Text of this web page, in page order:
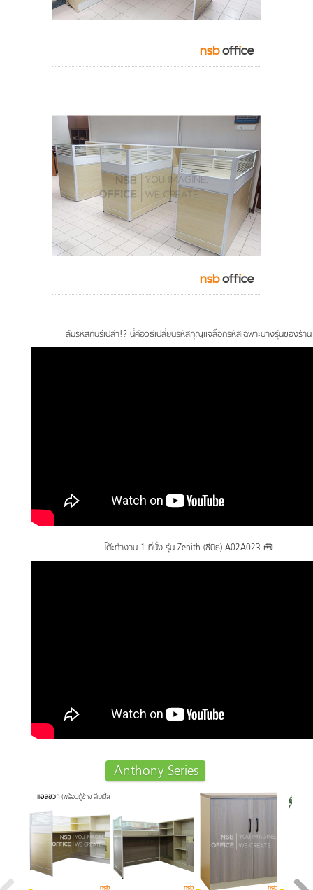
ลืมรหัสกันรึเปล่า!? นี่คือวิธีเปลี่ยนรหัสกุญเเจล็อกรหัสเฉพาะบางรุ่นของร้าน
โต๊ะทำงาน 1 ที่นั่ง รุ่น Zenith (ซีนิธ) A02A023 🧰
Anthony Series